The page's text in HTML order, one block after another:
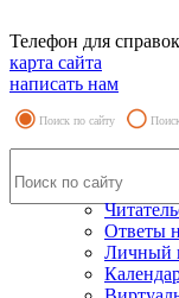
Телефон для
карта сайта
написать нам
Поиск по сайту
Ответы
Личный